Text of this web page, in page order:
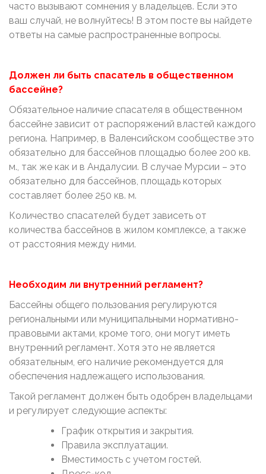
часто вызывают сомнения у владельцев. Если это
ваш случай, не волнуйтесь! В этом посте вы найдете
ответы на самые распространенные вопросы.
Должен ли быть спасатель в общественном
бассейне?
Обязательное наличие спасателя в общественном
бассейне зависит от распоряжений властей каждого
региона. Например, в Валенсийском сообществе это
обязательно для бассейнов площадью более 200 кв.
м., так же как и в Андалусии. В случае Мурсии – это
обязательно для бассейнов, площадь которых
составляет более 250 кв. м.
Количество спасателей будет зависеть от
количества бассейнов в жилом комплексе, а также
от расстояния между ними.
Необходим ли внутренний регламент?
Бассейны общего пользования регулируются
региональными или муниципальными нормативно-
правовыми актами, кроме того, они могут иметь
внутренний регламент. Хотя это не является
обязательным, его наличие рекомендуется для
обеспечения надлежащего использования.
Такой регламент должен быть одобрен владельцами
и регулирует следующие аспекты:
График открытия и закрытия.
Правила эксплуатации.
Вместимость с учетом гостей.